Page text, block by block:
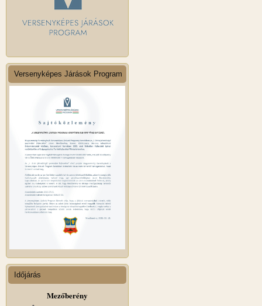
Versenyképes Járások Program
Időjárás
Mezőberény